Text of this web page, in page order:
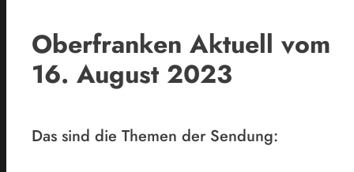
Oberfranken Aktuell vom
16. August 2023
Das sind die Themen der Sendung: